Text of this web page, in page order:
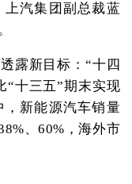
上汽集团副总裁蓝
露新目标：“十四
“十三五”期末实现
，新能源汽车销量
、60%，海外市